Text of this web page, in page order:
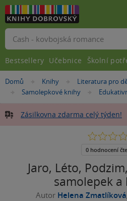
Nacházíte
Domů »Knihy »Literatura pro
»
Samolepkové knihy »
Zásilkovna zdarma celý týden!
Jaro, Léto,
samolepek a
Autor Helena Zmatlíková
0.0
5
0 hodnocení
Vyhledávání
Bestsellery Učebnice Školní